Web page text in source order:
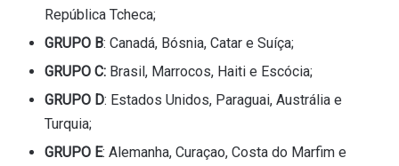
República Tcheca;
GRUPO B: Canadá, Bósnia, Catar e Suíça;
GRUPO C: Brasil, Marrocos, Haiti e Escócia;
GRUPO D: Estados Unidos, Paraguai, Austrália e
Turquia;
GRUPO E: Alemanha, Curaçao, Costa do Marfim e